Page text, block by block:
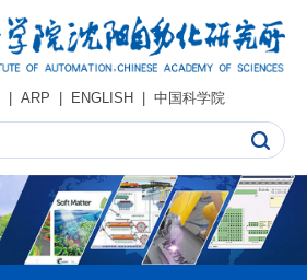
| ARP | ENGLISH| 中国科学院